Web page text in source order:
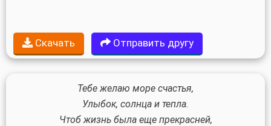
Скачать Отправить другу
Тебе желаю море счастья,
Улыбок, солнца и тепла.
Чтоб жизнь была еще прекрасней,